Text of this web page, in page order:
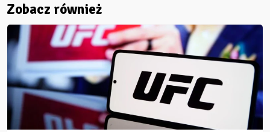
Zobacz również